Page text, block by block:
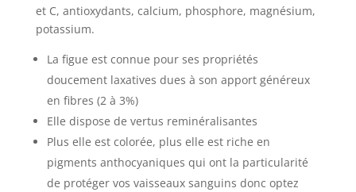
et C, antioxydants, calcium, phosphore, magnésium,
potassium.
La figue est connue pour ses propriétés
doucement laxatives dues à son apport généreux
en fibres (2 à 3%)
Elle dispose de vertus reminéralisantes
Plus elle est colorée, plus elle est riche en
pigments anthocyaniques qui ont la particularité
de protéger vos vaisseaux sanguins donc optez